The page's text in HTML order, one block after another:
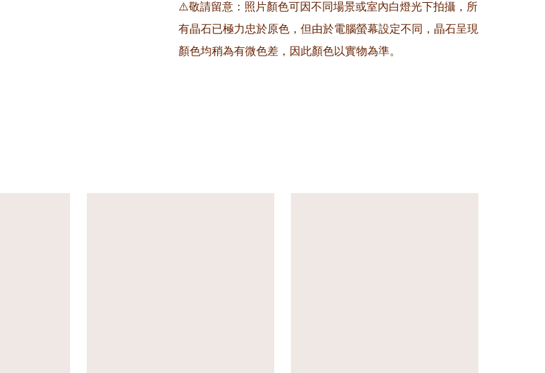
⚠️敬請留意：照片顏色可因不同場景或室內白燈光下拍攝，所
有晶石已極力忠於原色，但由於電腦螢幕設定不同，晶石呈現
顏色均稍為有微色差，因此顏色以實物為準。